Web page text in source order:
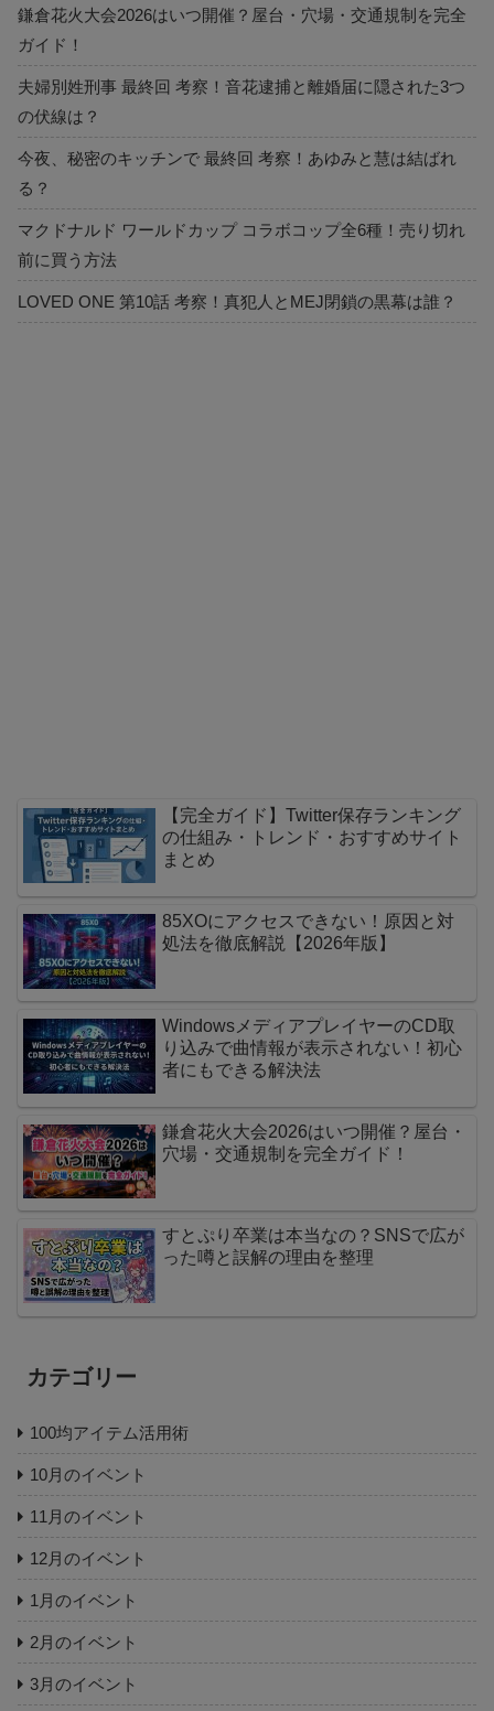
鎌倉花火大会2026はいつ開催？屋台・穴場・交通規制を完全
ガイド！
夫婦別姓刑事 最終回 考察！音花逮捕と離婚届に隠された3つ
の伏線は？
今夜、秘密のキッチンで 最終回 考察！あゆみと慧は結ばれ
る？
マクドナルド ワールドカップ コラボコップ全6種！売り切れ
前に買う方法
LOVED ONE 第10話 考察！真犯人とMEJ閉鎖の黒幕は誰？
【完全ガイド】Twitter保存ランキング
の仕組み・トレンド・おすすめサイト
まとめ
85XOにアクセスできない！原因と対
処法を徹底解説【2026年版】
WindowsメディアプレイヤーのCD取
り込みで曲情報が表示されない！初心
者にもできる解決法
鎌倉花火大会2026はいつ開催？屋台・
穴場・交通規制を完全ガイド！
すとぷり卒業は本当なの？SNSで広が
った噂と誤解の理由を整理
カテゴリー
100均アイテム活用術
10月のイベント
11月のイベント
12月のイベント
1月のイベント
2月のイベント
3月のイベント